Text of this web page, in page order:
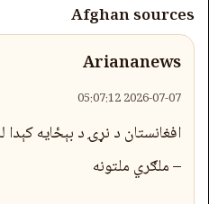
Afghan sources
Ariananews
2026-07-07 05:07:12
افغانستان د نړۍ د بېځایه
– ملګري ملتونه